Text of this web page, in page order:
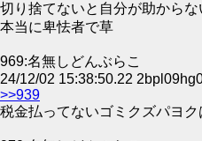
切り捨てないと自分が助からな
本当に卑怯者で草
969:名無しどんぶらこ
24/12/02 15:38:50.22
>>939
税金払ってないゴミクズパヨ